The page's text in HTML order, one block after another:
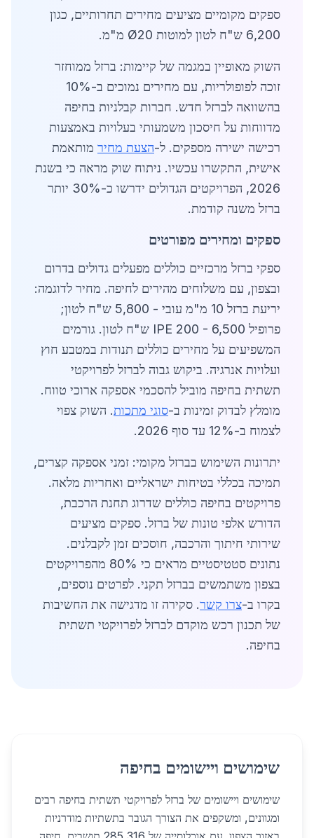
ספקים מקומיים מציעים מחירים תחרותיים, כגון
6,200 ש"ח לטון למוטות Ø20 מ"מ.
השוק מאופיין במגמה של קיימות: ברזל ממוחזר
זוכה לפופולריות, עם מחירים נמוכים ב-10%
בהשוואה לברזל חדש. חברות קבלניות בחיפה
מדווחות על חיסכון משמעותי בעלויות באמצעות
רכישה ישירה מספקים. ל-הצעת מחיר מותאמת
אישית, התקשרו עכשיו. ניתוח שוק מראה כי בשנת
2026, הפרויקטים הגדולים ידרשו כ-30% יותר
ברזל משנה קודמת.
ספקים ומחירים מפורטים
ספקי ברזל מרכזיים כוללים מפעלים גדולים בדרום
ובצפון, עם משלוחים מהירים לחיפה. מחיר לדוגמה:
יריעת ברזל 10 מ"מ עובי - 5,800 ש"ח לטון;
פרופיל IPE 200 - 6,500 ש"ח לטון. גורמים
המשפיעים על מחירים כוללים תנודות במטבע חוץ
ועלויות אנרגיה. ביקוש גבוה לברזל לפרויקטי
תשתית בחיפה מוביל להסכמי אספקה ארוכי טווח.
מומלץ לבדוק זמינות ב-סוגי מתכות. השוק צפוי
לצמוח ב-12% עד סוף 2026.
יתרונות השימוש בברזל מקומי: זמני אספקה קצרים,
תמיכה בכללי בטיחות ישראליים ואחריות מלאה.
פרויקטים בחיפה כוללים שדרוג תחנת הרכבת,
הדורש אלפי טונות של ברזל. ספקים מציעים
שירותי חיתוך והרכבה, חוסכים זמן לקבלנים.
נתונים סטטיסטיים מראים כי 80% מהפרויקטים
בצפון משתמשים בברזל תקני. לפרטים נוספים,
בקרו ב-צרו קשר. סקירה זו מדגישה את החשיבות
של תכנון רכש מוקדם לברזל לפרויקטי תשתית
בחיפה.
שימושים ויישומים בחיפה
שימושים ויישומים של ברזל לפרויקטי תשתית בחיפה רבים
ומגוונים, ומשקפים את הצורך הגובר בתשתיות מודרניות